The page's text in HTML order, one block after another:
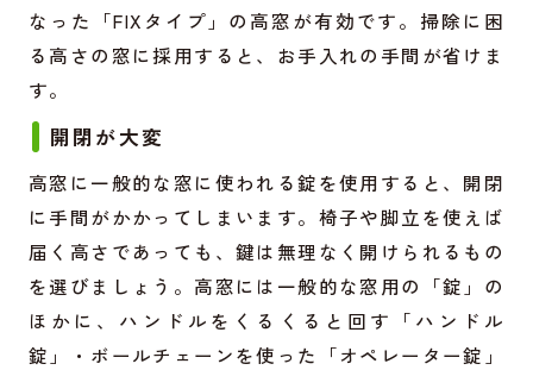
なった「FIXタイプ」の高窓が有効です。掃除に困
る高さの窓に採用すると、お手入れの手間が省けま
す。
開閉が大変
高窓に一般的な窓に使われる錠を使用すると、開閉
に手間がかかってしまいます。椅子や脚立を使えば
届く高さであっても、鍵は無理なく開けられるもの
を選びましょう。高窓には一般的な窓用の「錠」の
ほかに、ハンドルをくるくると回す「ハンドル
錠」・ボールチェーンを使った「オペレーター錠」